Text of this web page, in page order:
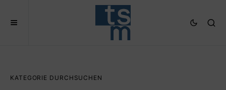
KATEGORIE DURCHSUCHEN